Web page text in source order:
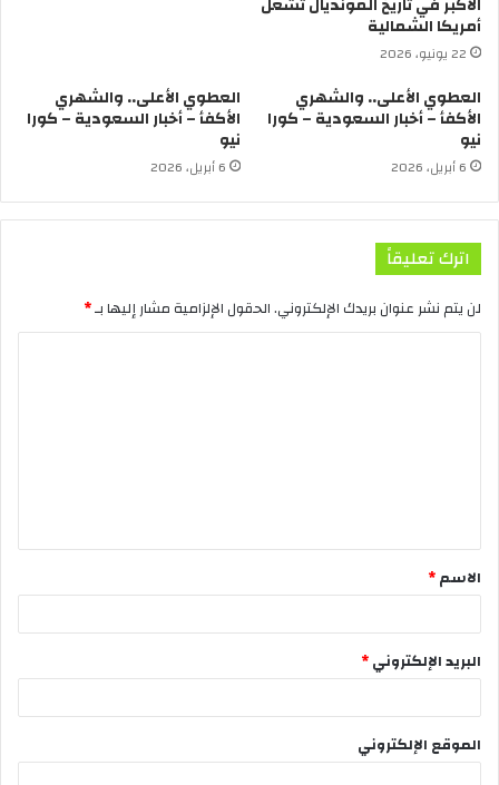
أمريكا الشمالية
22 يونيو، 2026
العطوي الأعلى.. والشهري
الأكفأ – أخبار السعودية – كورا
نيو
6 أبريل، 2026
العطوي الأعلى.. والشهري
الأكفأ – أخبار السعودية – كورا
نيو
6 أبريل، 2026
اترك تعليقاً
لن يتم نشر عنوان بريدك الإلكتروني.الحقول الإلزامية مشار إليها بـ*
الاسم*
البريد الإلكتروني*
الموقع الإلكتروني